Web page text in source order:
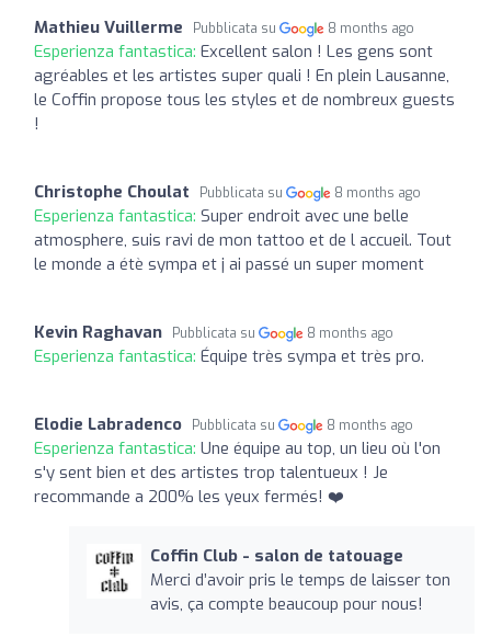
Mathieu Vuillerme Pubblicata su 8 months ago
Esperienza fantastica: Excellent salon ! Les gens sont
agréables et les artistes super quali ! En plein Lausanne,
le Coffin propose tous les styles et de nombreux guests
!
Christophe Choulat Pubblicata su 8 months ago
Esperienza fantastica: Super endroit avec une belle
atmosphere, suis ravi de mon tattoo et de l accueil. Tout
le monde a étè sympa et j ai passé un super moment
Kevin Raghavan Pubblicata su 8 months ago
Esperienza fantastica: Équipe très sympa et très pro.
Elodie Labradenco Pubblicata su 8 months ago
Esperienza fantastica: Une équipe au top, un lieu où l'on
s'y sent bien et des artistes trop talentueux ! Je
recommande a 200% les yeux fermés! ❤️
Coffin Club - salon de tatouage
Merci d’avoir pris le temps de laisser ton
avis, ça compte beaucoup pour nous!